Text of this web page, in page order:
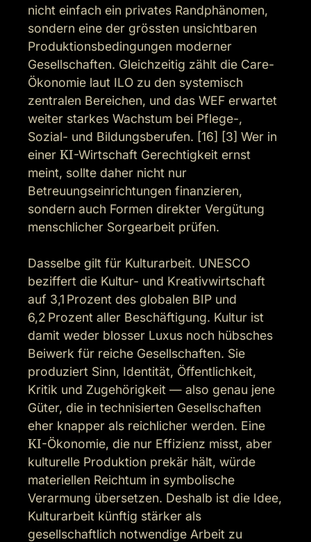
nicht einfach ein privates Randphänomen,
sondern eine der grössten unsichtbaren
Produktionsbedingungen moderner
Gesellschaften. Gleichzeitig zählt die Care-
Ökonomie laut ILO zu den systemisch
zentralen Bereichen, und das WEF erwartet
weiter starkes Wachstum bei Pflege-,
Sozial- und Bildungsberufen. [16] [3] Wer in
einer KI-Wirtschaft Gerechtigkeit ernst
meint, sollte daher nicht nur
Betreuungseinrichtungen finanzieren,
sondern auch Formen direkter Vergütung
menschlicher Sorgearbeit prüfen.
Dasselbe gilt für Kulturarbeit. UNESCO
beziffert die Kultur- und Kreativwirtschaft
auf 3,1 Prozent des globalen BIP und
6,2 Prozent aller Beschäftigung. Kultur ist
damit weder blosser Luxus noch hübsches
Beiwerk für reiche Gesellschaften. Sie
produziert Sinn, Identität, Öffentlichkeit,
Kritik und Zugehörigkeit — also genau jene
Güter, die in technisierten Gesellschaften
KI-Ökonomie, die nur Effizienz misst, aber
kulturelle Produktion prekär hält, würde
materiellen Reichtum in symbolische
Verarmung übersetzen. Deshalb ist die Idee,
Kulturarbeit künftig stärker als
gesellschaftlich notwendige Arbeit zu